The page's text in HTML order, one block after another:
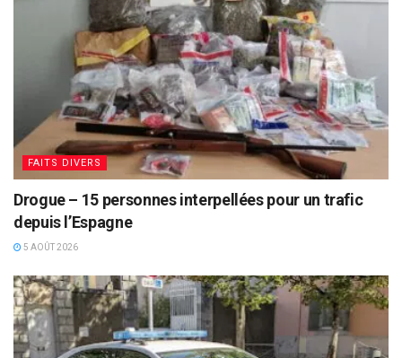
FAITS DIVERS
Drogue – 15 personnes interpellées pour un trafic
depuis l’Espagne
5 AOÛT 2026